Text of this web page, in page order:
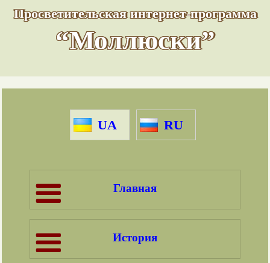
Просветительская интернет-программа
“Моллюски”
UA RU
Главная
История